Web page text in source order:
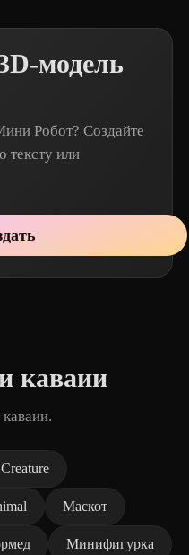
модель
Робот? Создайте
тексту или
каваии
Маскот
Минифигурка